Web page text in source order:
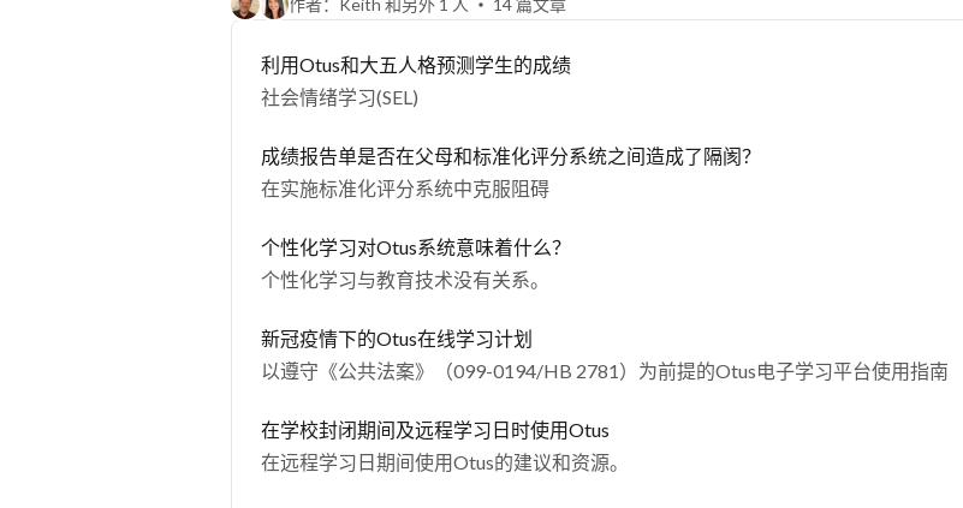
作者：Keith 和另外 1 人 14 篇文章
利用Otus和大五人格预测学生的成绩
社会情绪学习(SEL)
成绩报告单是否在父母和标准化评分系统之间造成了隔阂？
在实施标准化评分系统中克服阻碍
个性化学习对Otus系统意味着什么？
个性化学习与教育技术没有关系。
新冠疫情下的Otus在线学习计划
以遵守《公共法案》（099-0194/HB 2781）为前提的Otus电子学习平台使用指南
在学校封闭期间及远程学习日时使用Otus
在远程学习日期间使用Otus的建议和资源。